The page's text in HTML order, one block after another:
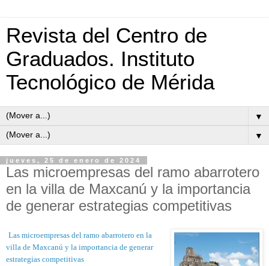
Revista del Centro de
Graduados. Instituto
Tecnológico de Mérida
▼
▼
jueves, 25 de enero de 2024
Las microempresas del ramo abarrotero
en la villa de Maxcanú y la importancia
de generar estrategias competitivas
Las microempresas del ramo abarrotero en la
villa de Maxcanú y la importancia de generar
estrategias competitivas